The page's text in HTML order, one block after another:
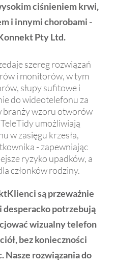
ciśnieniem krwi,
i innymi chorobami -
Pty Ltd.
szereg rozwiązań
i monitorów, w tym
słupy sufitowe i
do wideotelefonu za
branży wzoru otworów
umożliwiają
w zasięgu krzesła,
- zapewniając
ryzyko upadków, a
członków rodziny.
są przeważnie
desperacko potrzebują
wizualny telefon
bez konieczności
Nasze rozwiązania do